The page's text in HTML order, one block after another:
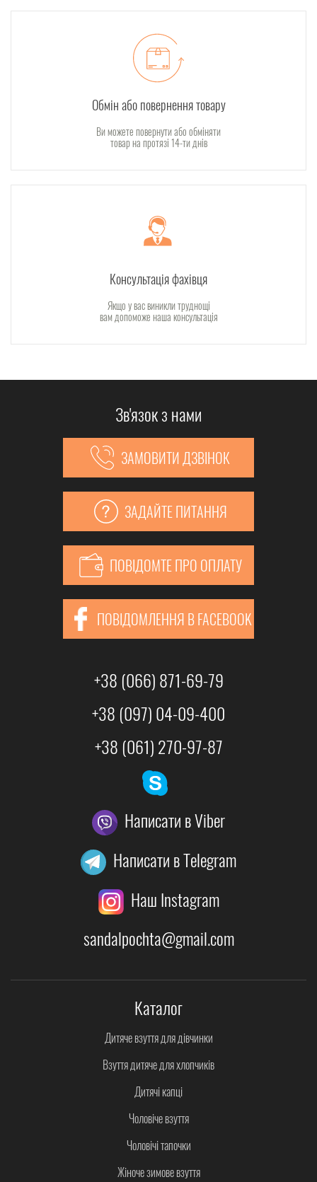
Обмін або повернення товару
Ви можете повернути або обміняти
товар на протязі 14-ти днів
Консультація фахівця
Якщо у вас виникли труднощі
вам допоможе наша консультація
Зв'язок з нами
ЗАМОВИТИ ДЗВІНОК
ЗАДАЙТЕ ПИТАННЯ
ПОВІДОМТЕ ПРО ОПЛАТУ
ПОВІДОМЛЕННЯ В FACEBOOK
+38 (066) 871-69-79
+38 (097) 04-09-400
+38 (061) 270-97-87
Написати в Viber
Написати в Telegram
Наш Instagram
sandalpochta@gmail.com
Каталог
Дитяче взуття для дівчинки
Взуття дитяче для хлопчиків
Дитячі капці
Чоловіче взуття
Чоловічі тапочки
Жіноче зимове взуття